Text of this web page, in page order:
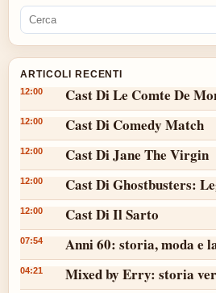
ARTICOLI RECENTI
12:00 Cast Di Le Comte De
12:00 Cast Di Comedy Match
12:00 Cast Di Jane The Virgin
12:00 Cast Di Ghostbusters:
12:00 Cast Di Il Sarto
07:54 Anni 60: storia, moda e
04:21 Mixed by Erry: storia